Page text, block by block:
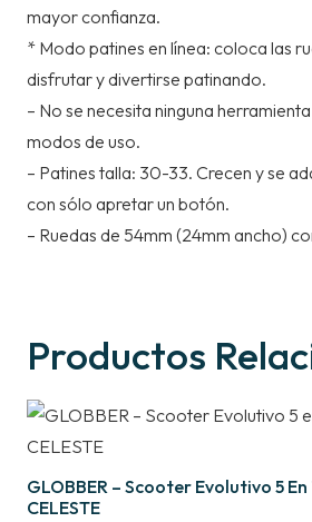
mayor confianza.
* Modo patines en línea: coloca las
disfrutar y divertirse patinando.
– No se necesita ninguna
modos de uso.
– Patines talla: 30-33. Crecen y se
con sólo apretar un botón.
– Ruedas de 54mm (24mm ancho)
Productos
GLOBBER – Scooter Evolutivo 5 En
CELESTE